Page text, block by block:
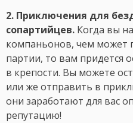
2. Приключения для
сопартийцев. Когда вы
компаньонов, чем может
партии, то вам придется
в крепости. Вы можете
или же отправить в
они заработают для вас
репутацию!